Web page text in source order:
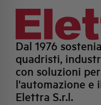
Dal 1976
quadristi,
con soluzioni
l'automazione e
Elettra S.r.l.